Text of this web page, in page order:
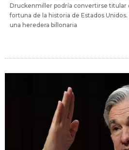
Druckenmiller podría convertirse titular
fortuna de la historia de Estados
una heredera billonaria